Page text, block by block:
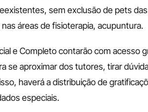
sem exclusão de pets
áreas de fisioterapia, acupuntura.
e Completo contarão com acesso
se aproximar dos tutores, tirar
haverá a distribuição de
especiais.